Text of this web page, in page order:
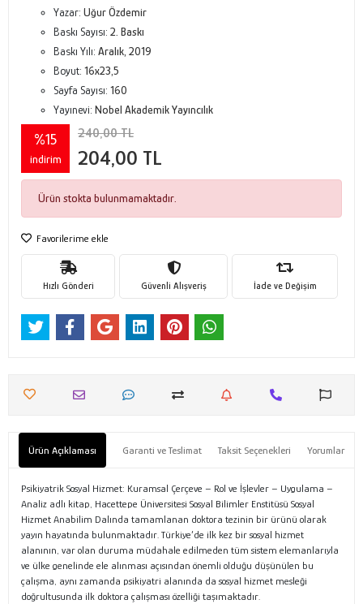
Yazar: Uğur Özdemir
Baskı Sayısı: 2. Baskı
Baskı Yılı: Aralık, 2019
Boyut: 16x23,5
Sayfa Sayısı: 160
Yayınevi: Nobel Akademik Yayıncılık
%15
indirim
240,00 TL
204,00 TL
Ürün stokta bulunmamaktadır.
Favorilerime ekle
Hızlı Gönderi Güvenli Alışveriş İade ve Değişim
Ürün Açıklaması Garanti ve Teslimat Taksit Seçenekleri Yorumlar
Psikiyatrik Sosyal Hizmet: Kuramsal Çerçeve – Rol ve İşlevler – Uygulama –
Analiz adlı kitap, Hacettepe Üniversitesi Sosyal Bilimler Enstitüsü Sosyal
Hizmet Anabilim Dalında tamamlanan doktora tezinin bir ürünü olarak
yayın hayatında bulunmaktadır. Türkiye’de ilk kez bir sosyal hizmet
alanının, var olan duruma müdahale edilmeden tüm sistem elemanlarıyla
ve ülke genelinde ele alınması açısından önemli olduğu düşünülen bu
çalışma, aynı zamanda psikiyatri alanında da sosyal hizmet mesleği
doğrultusunda ilk doktora çalışması özelliği taşımaktadır.